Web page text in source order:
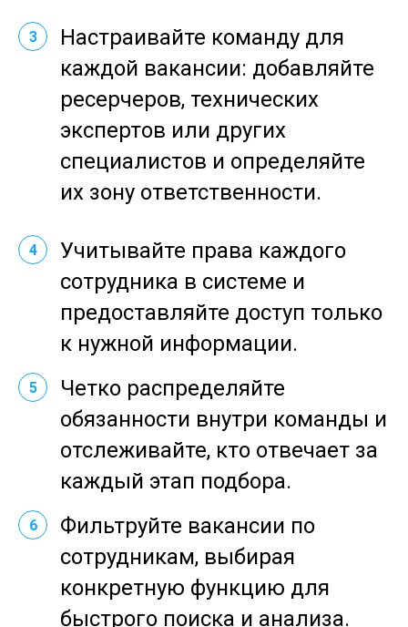
3
Настраивайте команду для
каждой вакансии: добавляйте
ресерчеров, технических
экспертов или других
специалистов и определяйте
их зону ответственности.
4
Учитывайте права каждого
сотрудника в системе и
предоставляйте доступ только
к нужной информации.
5
Четко распределяйте
обязанности внутри команды и
отслеживайте, кто отвечает за
каждый этап подбора.
6
Фильтруйте вакансии по
сотрудникам, выбирая
конкретную функцию для
быстрого поиска и анализа.